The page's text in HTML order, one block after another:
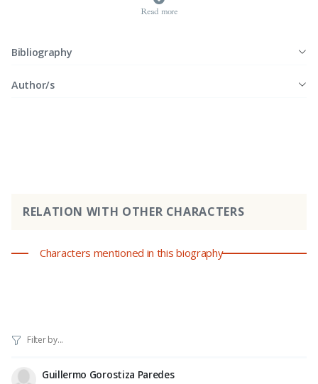
Read more
Bibliography
Author/s
RELATION WITH OTHER CHARACTERS
Characters mentioned in this biography
Guillermo Gorostiza Paredes